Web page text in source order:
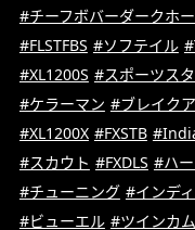
#チーフボバーダークホ
#FLSTFBS #ソフテイル
#XL1200S #スポーツス
#ケラーマン #ブレイク
#XL1200X #FXSTB
#スカウト #FXDLS #ハ
#チューニング #インデ
#ビューエル #ツインカム